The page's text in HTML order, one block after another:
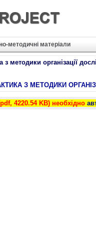
методичні матеріали
з методики організації
З МЕТОДИКИ
4220.54 KB) необхідно